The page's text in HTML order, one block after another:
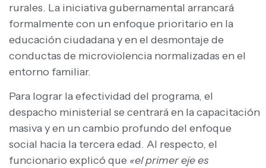
rurales. La iniciativa gubernamental arrancará
formalmente con un enfoque prioritario en la
educación ciudadana y en el desmontaje de
conductas de microviolencia normalizadas en el
entorno familiar.
Para lograr la efectividad del programa, el
despacho ministerial se centrará en la capacitación
masiva y en un cambio profundo del enfoque
social hacia la tercera edad. Al respecto, el
funcionario explicó que «el primer eje es